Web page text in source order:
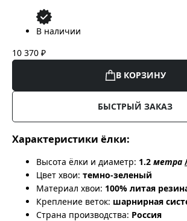
В наличии
10 370 ₽
В КОРЗИНУ
БЫСТРЫЙ ЗАКАЗ
Характеристики ёлки:
Высота ёлки и диаметр: 1.2 метра
Цвет хвои: темно-зеленый
Материал хвои: 100% литая
Крепление веток: шарнирная
Страна производства: Россия